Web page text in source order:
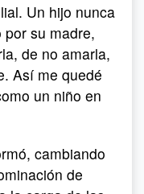
Un hijo nunca
su madre,
de no amarla,
Así me quedé
un niño en
cambiando
de